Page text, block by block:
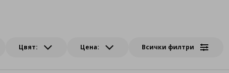
Цвят: Цена: Всички филтри